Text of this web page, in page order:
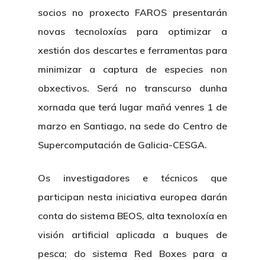
socios no proxecto FAROS presentarán
novas tecnoloxías para optimizar a
xestión dos descartes e ferramentas para
minimizar a captura de especies non
obxectivos. Será no transcurso dunha
xornada que terá lugar mañá venres 1 de
marzo en Santiago, na sede do Centro de
Supercomputación de Galicia-CESGA.
Os investigadores e técnicos que
participan nesta iniciativa europea darán
conta do sistema BEOS, alta texnoloxía en
visión artificial aplicada a buques de
pesca; do sistema Red Boxes para a